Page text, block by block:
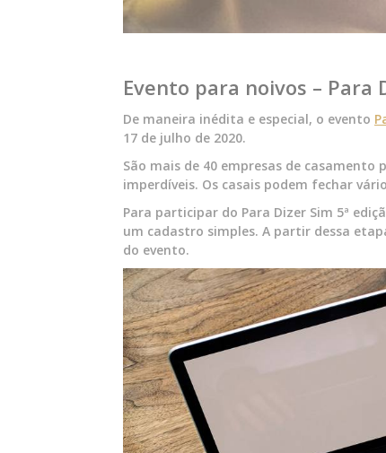
Evento para noivos – Para
De maneira inédita e especial, o evento
17 de julho de 2020.
São mais de 40 empresas de
imperdíveis. Os casais podem fechar
Para participar do Para Dizer Sim 5ª
um cadastro simples. A partir dessa
do evento.